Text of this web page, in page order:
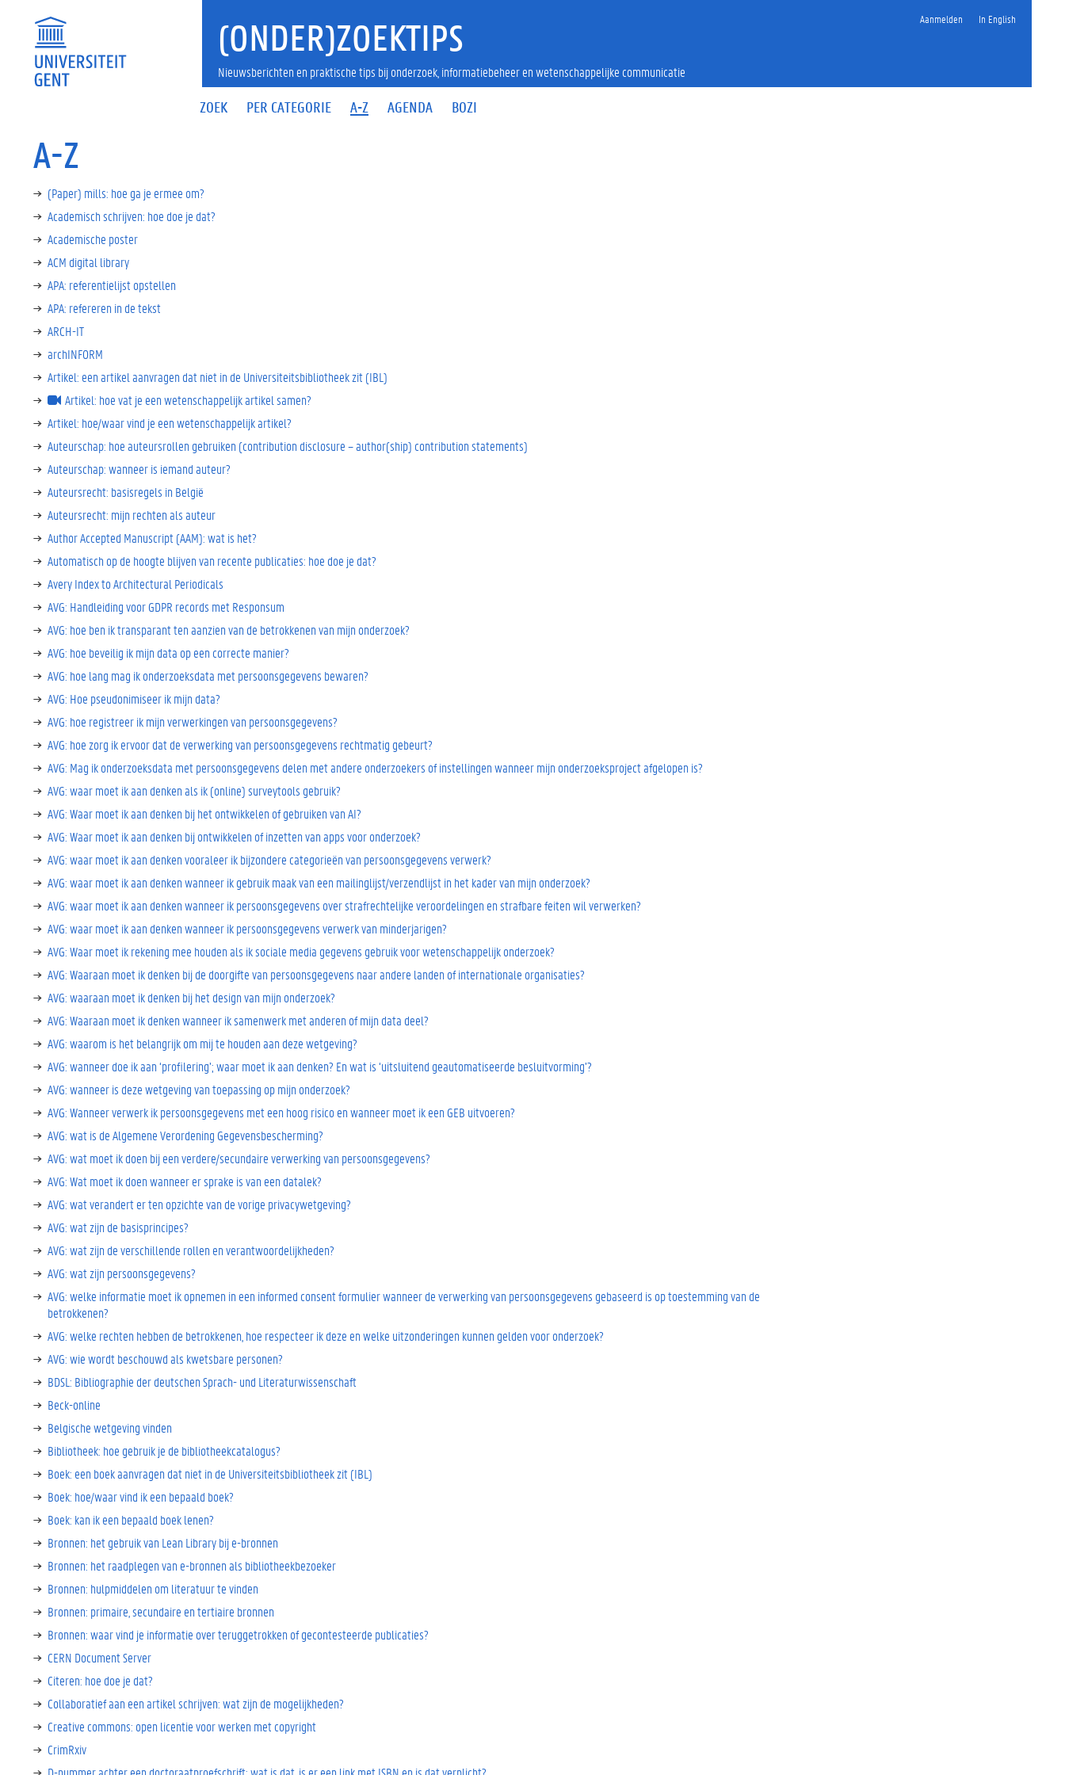
Aanmelden In English
ZOEK PER CATEGORIE A-Z AGENDA BOZI
(ONDER)ZOEKTIPS
Nieuwsberichten en praktische tips bij onderzoek, informatiebeheer en wetenschappelijke communicatie
A-Z
(Paper) mills: hoe ga je ermee om?
Academisch schrijven: hoe doe je dat?
Academische poster
ACM digital library
APA: referentielijst opstellen
APA: refereren in de tekst
ARCH-IT
archINFORM
Artikel: een artikel aanvragen dat niet in de Universiteitsbibliotheek zit (IBL)
Artikel: hoe vat je een wetenschappelijk artikel samen?
Artikel: hoe/waar vind je een wetenschappelijk artikel?
Auteurschap: hoe auteursrollen gebruiken (contribution disclosure – author(ship) contribution statements)
Auteurschap: wanneer is iemand auteur?
Auteursrecht: basisregels in België
Auteursrecht: mijn rechten als auteur
Author Accepted Manuscript (AAM): wat is het?
Automatisch op de hoogte blijven van recente publicaties: hoe doe je dat?
Avery Index to Architectural Periodicals
AVG: Handleiding voor GDPR records met Responsum
AVG: hoe ben ik transparant ten aanzien van de betrokkenen van mijn onderzoek?
AVG: hoe beveilig ik mijn data op een correcte manier?
AVG: hoe lang mag ik onderzoeksdata met persoonsgegevens bewaren?
AVG: Hoe pseudonimiseer ik mijn data?
AVG: hoe registreer ik mijn verwerkingen van persoonsgegevens?
AVG: hoe zorg ik ervoor dat de verwerking van persoonsgegevens rechtmatig gebeurt?
AVG: Mag ik onderzoeksdata met persoonsgegevens delen met andere onderzoekers of instellingen wanneer mijn onderzoeksproject afgelopen is?
AVG: waar moet ik aan denken als ik (online) surveytools gebruik?
AVG: Waar moet ik aan denken bij het ontwikkelen of gebruiken van AI?
AVG: Waar moet ik aan denken bij ontwikkelen of inzetten van apps voor onderzoek?
AVG: waar moet ik aan denken vooraleer ik bijzondere categorieën van persoonsgegevens verwerk?
AVG: waar moet ik aan denken wanneer ik gebruik maak van een mailinglijst/verzendlijst in het kader van mijn onderzoek?
AVG: waar moet ik aan denken wanneer ik persoonsgegevens over strafrechtelijke veroordelingen en strafbare feiten wil verwerken?
AVG: waar moet ik aan denken wanneer ik persoonsgegevens verwerk van minderjarigen?
AVG: Waar moet ik rekening mee houden als ik sociale media gegevens gebruik voor wetenschappelijk onderzoek?
AVG: Waaraan moet ik denken bij de doorgifte van persoonsgegevens naar andere landen of internationale organisaties?
AVG: waaraan moet ik denken bij het design van mijn onderzoek?
AVG: Waaraan moet ik denken wanneer ik samenwerk met anderen of mijn data deel?
AVG: waarom is het belangrijk om mij te houden aan deze wetgeving?
AVG: wanneer doe ik aan ‘profilering’; waar moet ik aan denken? En wat is ‘uitsluitend geautomatiseerde besluitvorming’?
AVG: wanneer is deze wetgeving van toepassing op mijn onderzoek?
AVG: Wanneer verwerk ik persoonsgegevens met een hoog risico en wanneer moet ik een GEB uitvoeren?
AVG: wat is de Algemene Verordening Gegevensbescherming?
AVG: wat moet ik doen bij een verdere/secundaire verwerking van persoonsgegevens?
AVG: Wat moet ik doen wanneer er sprake is van een datalek?
AVG: wat verandert er ten opzichte van de vorige privacywetgeving?
AVG: wat zijn de basisprincipes?
AVG: wat zijn de verschillende rollen en verantwoordelijkheden?
AVG: wat zijn persoonsgegevens?
AVG: welke informatie moet ik opnemen in een informed consent formulier wanneer de verwerking van persoonsgegevens gebaseerd is op toestemming van de
betrokkenen?
AVG: welke rechten hebben de betrokkenen, hoe respecteer ik deze en welke uitzonderingen kunnen gelden voor onderzoek?
AVG: wie wordt beschouwd als kwetsbare personen?
BDSL: Bibliographie der deutschen Sprach- und Literaturwissenschaft
Beck-online
Belgische wetgeving vinden
Bibliotheek: hoe gebruik je de bibliotheekcatalogus?
Boek: een boek aanvragen dat niet in de Universiteitsbibliotheek zit (IBL)
Boek: hoe/waar vind ik een bepaald boek?
Boek: kan ik een bepaald boek lenen?
Bronnen: het gebruik van Lean Library bij e-bronnen
Bronnen: het raadplegen van e-bronnen als bibliotheekbezoeker
Bronnen: hulpmiddelen om literatuur te vinden
Bronnen: primaire, secundaire en tertiaire bronnen
Bronnen: waar vind je informatie over teruggetrokken of gecontesteerde publicaties?
CERN Document Server
Citeren: hoe doe je dat?
Collaboratief aan een artikel schrijven: wat zijn de mogelijkheden?
Creative commons: open licentie voor werken met copyright
CrimRxiv